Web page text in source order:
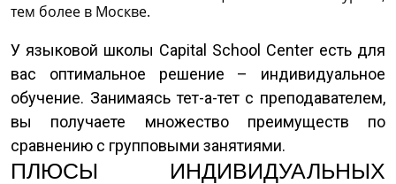
тем более в Москве.
У языковой школы Capital School Center есть для
вас оптимальное решение – индивидуальное
обучение. Занимаясь тет-а-тет с преподавателем,
вы получаете множество преимуществ по
сравнению с групповыми занятиями.
ПЛЮСЫ ИНДИВИДУАЛЬНЫХ